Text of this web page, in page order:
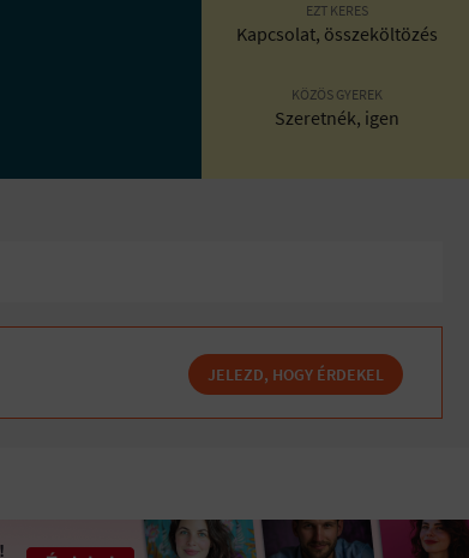
EZT KERES
Kapcsolat, összeköltözés
KÖZÖS GYEREK
Szeretnék, igen
JELEZD, HOGY ÉRDEKEL